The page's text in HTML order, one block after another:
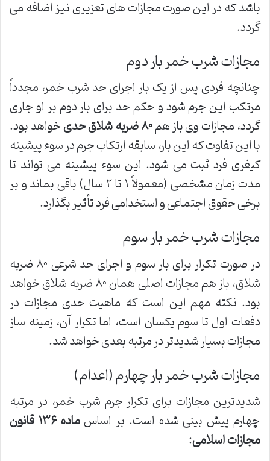
باشد که در این صورت مجازات های تعزیری نیز اضافه می
گردد.
مجازات شرب خمر بار دوم
چنانچه فردی پس از یک بار اجرای حد شرب خمر، مجدداً
مرتکب این جرم شود و حکم حد برای بار دوم بر او جاری
گردد، مجازات وی باز هم۸۰ ضربه شلاق حدی
خواهد بود.
با این تفاوت که این بار، سابقه ارتکاب جرم در سوء پیشینه
کیفری فرد ثبت می شود. این سوء پیشینه می تواند تا
مدت زمان مشخصی (معمولاً ۱ تا ۲ سال) باقی بماند و بر
برخی حقوق اجتماعی و استخدامی فرد تأثیر بگذارد.
مجازات شرب خمر بار سوم
در صورت تکرار برای بار سوم و اجرای حد شرعی ۸۰ ضربه
شلاق، باز هم مجازات اصلی همان ۸۰ ضربه شلاق خواهد
بود. نکته مهم این است که ماهیت حدی مجازات در
دفعات اول تا سوم یکسان است، اما تکرار آن، زمینه ساز
مجازات بسیار شدیدتر در مرتبه بعدی خواهد شد.
مجازات شرب خمر بار چهارم (اعدام)
شدیدترین مجازات برای تکرار جرم شرب خمر، در مرتبه
چهارم پیش بینی شده است. بر اساس
ماده ۱۳۶ قانون
مجازات اسلامی: